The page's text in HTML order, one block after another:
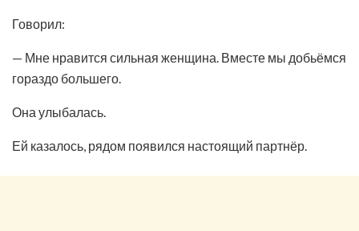
Говорил:
— Мне нравится сильная женщина. Вместе мы добьёмся
гораздо большего.
Она улыбалась.
Ей казалось, рядом появился настоящий партнёр.